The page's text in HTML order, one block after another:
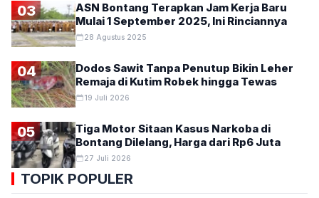
03
ASN Bontang Terapkan Jam Kerja Baru
Mulai 1 September 2025, Ini Rinciannya
28 Agustus 2025
04
Dodos Sawit Tanpa Penutup Bikin Leher
Remaja di Kutim Robek hingga Tewas
19 Juli 2026
05
Tiga Motor Sitaan Kasus Narkoba di
Bontang Dilelang, Harga dari Rp6 Juta
27 Juli 2026
TOPIK POPULER